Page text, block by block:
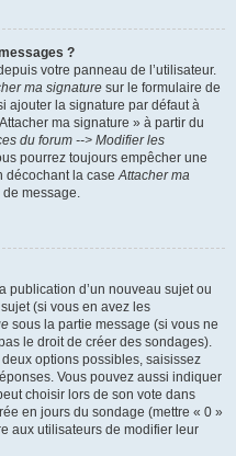
?
votre panneau de l’utilisateur.
ma signature sur le formulaire de
ajouter la signature par défaut à
ma signature » à partir du
du forum --> Modifier les
pourrez toujours empêcher une
décochant la caseAttacher ma
message.
publication d’un nouveau sujet ou
(si vous en avez les
sous la partie message (si vous ne
le droit de créer des sondages).
options possibles, saisissez
Vous pouvez aussi indiquer
choisir lors de son vote dans
en jours du sondage (mettre « 0 »
aux utilisateurs de modifier leur